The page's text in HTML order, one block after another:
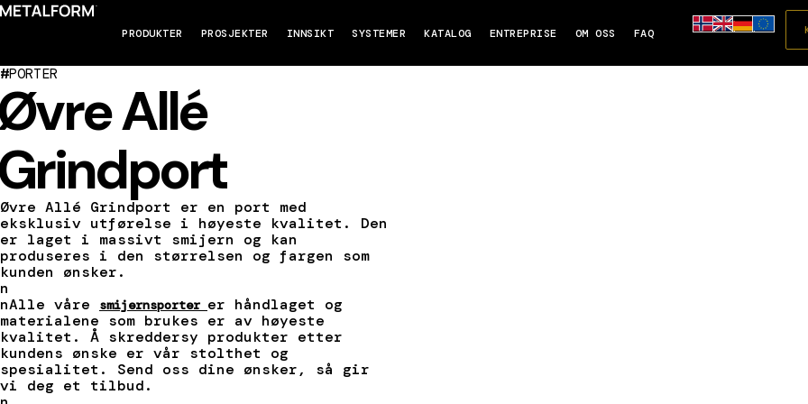
PRODUKTER PROSJEKTER INNSIKT SYSTEMER KATALOG ENTREPRISE OM OSS FAQ
#PORTER
Allé
Øvre Allé Grindport er en port med
eksklusiv utførelse i høyeste kvalitet. Den
er laget i massivt smijern og kan
produseres i den størrelsen og fargen som
kunden ønsker.
n
nAlle våre
smijernsporter er håndlaget og
materialene som brukes er av høyeste
kvalitet. Å skreddersy produkter etter
kundens ønske er vår stolthet og
spesialitet. Send oss dine ønsker, så gir
vi deg et tilbud.